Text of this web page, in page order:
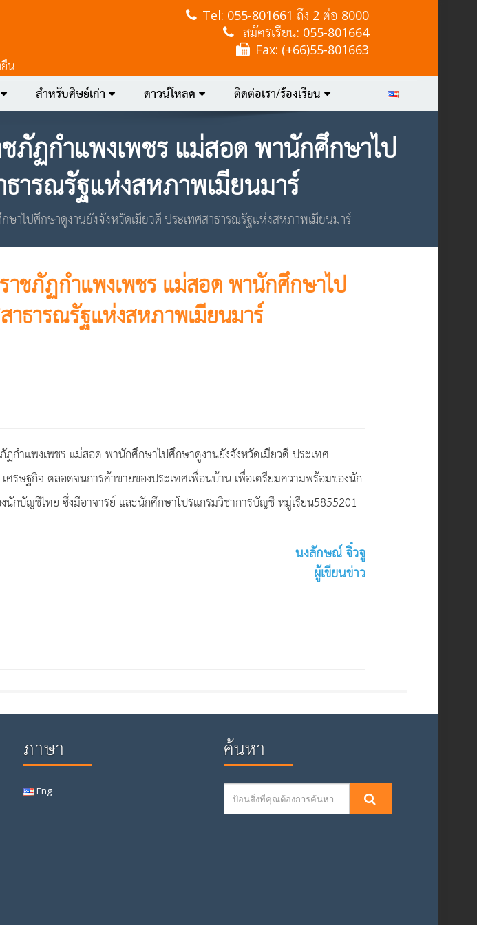
น
Tel: 055-801661 ถึง 2 ต่อ 8000
สมัครเรียน: 055-801664
Fax: (+66)55-801663
สำหรับศิษย์เก่า ดาวน์โหลด ติดต่อเรา/ร้องเรียน
ภัฏกำแพงเพชร แม่สอด พานักศึกษาไป
ารณรัฐแห่งสหภาพเมียนมาร์
ไปศึกษาดูงานยังจังหวัดเมียวดี ประเทศสาธารณรัฐแห่งสหภาพเมียนมาร์
ชภัฏกำแพงเพชร แม่สอด พานักศึกษาไป
าธารณรัฐแห่งสหภาพเมียนมาร์
ำแพงเพชร แม่สอด พานักศึกษาไปศึกษาดูงานยังจังหวัดเมียวดี ประเทศ
รษฐกิจ ตลอดจนการค้าขายของประเทศเพื่อนบ้าน เพื่อเตรียมความพร้อมของนัก
กบัญชีไทย ซึ่งมีอาจารย์ และนักศึกษาโปรแกรมวิชาการบัญชี หมู่เรียน5855201
นงลักษณ์ จิ๋วจู
ผู้เขียนข่าว
ภาษา
Eng
ค้นหา